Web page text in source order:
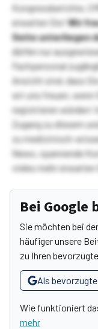
Kongressberichte,
erwarten Sie!Wir
Seite unterliegen
dürfen nur
Fachpersonal
Ansicht sind, dass
wir uns freuen,
registrieren würden!
Zugang zu diesem
zu medizinisch-
News, spannende
vieles mehr
Bei Google
Sie möchten bei
häufiger unsere
zu Ihren
Als
Wie funktioniert
mehr